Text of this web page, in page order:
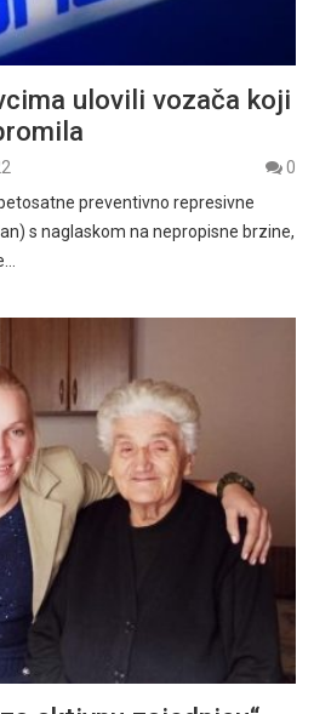
ulovili vozača koji
0
preventivno represivne
s naglaskom na nepropisne brzine,